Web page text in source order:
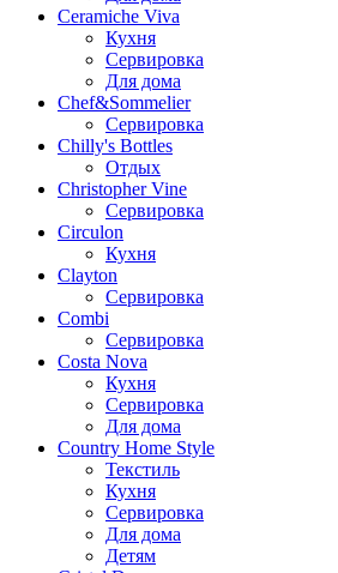
Ceramiche Viva
Кухня
Сервировка
Для дома
Chef&Sommelier
Сервировка
Chilly's Bottles
Отдых
Christopher Vine
Сервировка
Circulon
Кухня
Clayton
Сервировка
Combi
Сервировка
Costa Nova
Кухня
Сервировка
Для дома
Country Home Style
Текстиль
Кухня
Сервировка
Для дома
Детям